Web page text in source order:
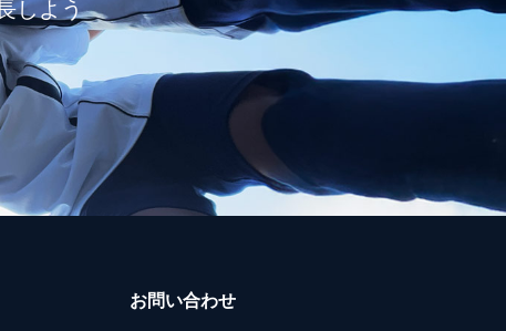
しよう
お問い合わせ